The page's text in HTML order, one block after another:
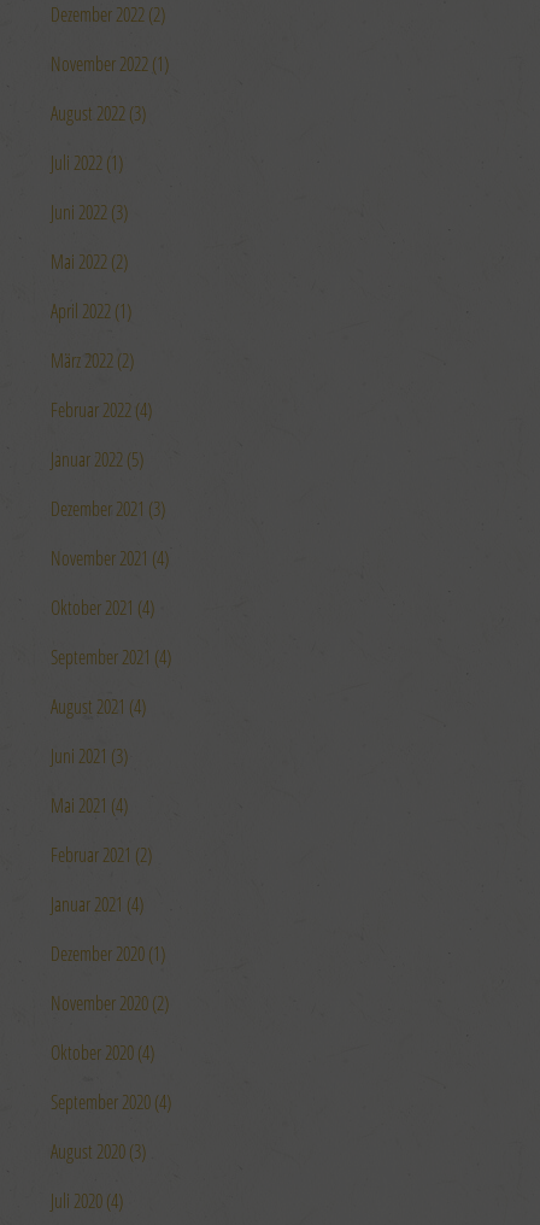
Dezember 2022 (2)
November 2022 (1)
August 2022 (3)
Juli 2022 (1)
Juni 2022 (3)
Mai 2022 (2)
April 2022 (1)
März 2022 (2)
Februar 2022 (4)
Januar 2022 (5)
Dezember 2021 (3)
November 2021 (4)
Oktober 2021 (4)
September 2021 (4)
August 2021 (4)
Juni 2021 (3)
Mai 2021 (4)
Februar 2021 (2)
Januar 2021 (4)
Dezember 2020 (1)
November 2020 (2)
Oktober 2020 (4)
September 2020 (4)
August 2020 (3)
Juli 2020 (4)